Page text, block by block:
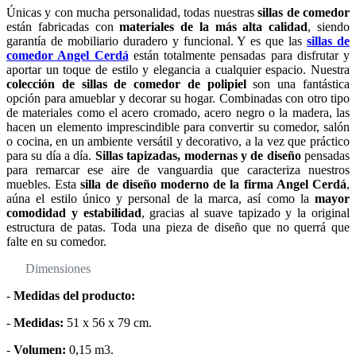
Únicas y con mucha personalidad, todas nuestrassillas de comedor
están fabricadas conmateriales de la más alta calidad, siendo
garantía de mobiliario duradero y funcional. Y es que lassillas de
comedor Angel Cerdá están totalmente pensadas para disfrutar y
aportar un toque de estilo y elegancia a cualquier espacio. Nuestra
colección de sillas de comedor de polipielson una fantástica
opción para amueblar y decorar su hogar. Combinadas con otro tipo
de materiales como el acero cromado, acero negro o la madera, las
hacen un elemento imprescindible para convertir su comedor, salón
o cocina, en un ambiente versátil y decorativo, a la vez que práctico
para su día a día. Sillas tapizadas, modernas y de diseñopensadas
para remarcar ese aire de vanguardia que caracteriza nuestros
muebles. Estasilla de diseño moderno de la firma Angel Cerdá,
aúna el estilo único y personal de la marca, así como la mayor
comodidad y estabilidad, gracias al suave tapizado y la original
estructura de patas. Toda una pieza de diseño que no querrá que
falte en su comedor.
Dimensiones
- Medidas del producto:
- Medidas: 51 x 56 x 79 cm.
- Volumen: 0,15 m3.